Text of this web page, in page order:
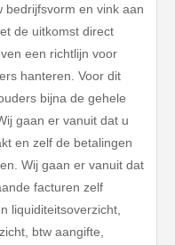
bedrijfsvorm en vink aan
de uitkomst direct
een richtlijn voor
hanteren. Voor dit
bijna de gehele
gaan er vanuit dat u
en zelf de betalingen
Wij gaan er vanuit dat
facturen zelf
liquiditeitsoverzicht,
btw aangifte,